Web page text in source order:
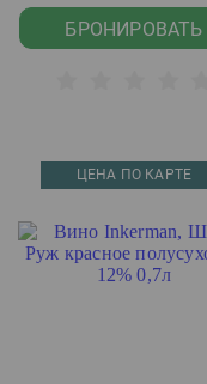
БРОНИРОВАТЬ
ЦЕНА ПО КАРТЕ